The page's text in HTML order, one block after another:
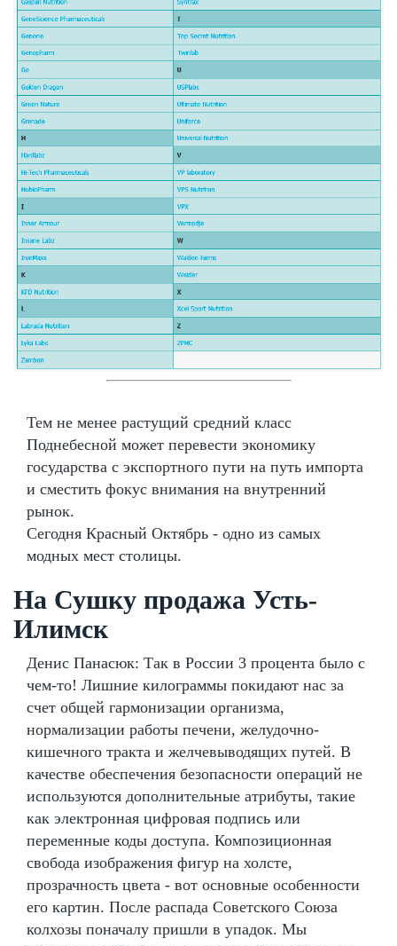
Тем не менее растущий средний класс
Поднебесной может перевести экономику
государства с экспортного пути на путь импорта
и сместить фокус внимания на внутренний
рынок.
Сегодня Красный Октябрь - одно из самых
модных мест столицы.
На Сушку продажа Усть-
Илимск
Денис Панасюк: Так в России 3 процента было с
чем-то! Лишние килограммы покидают нас за
счет общей гармонизации организма,
нормализации работы печени, желудочно-
кишечного тракта и желчевыводящих путей. В
качестве обеспечения безопасности операций не
используются дополнительные атрибуты, такие
как электронная цифровая подпись или
переменные коды доступа. Композиционная
свобода изображения фигур на холсте,
прозрачность цвета - вот основные особенности
его картин. После распада Советского Союза
колхозы поначалу пришли в упадок. Мы